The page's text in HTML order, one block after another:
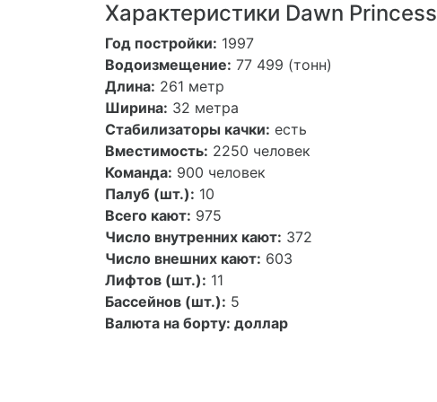
Характеристики Dawn Princess
Год постройки: 1997
Водоизмещение: 77 499 (тонн)
Длина: 261 метр
Ширина: 32 метра
Стабилизаторы качки: есть
Вместимость: 2250 человек
Команда: 900 человек
Палуб (шт.): 10
Всего кают: 975
Число внутренних кают: 372
Число внешних кают: 603
Лифтов (шт.): 11
Бассейнов (шт.): 5
Валюта на борту: доллар